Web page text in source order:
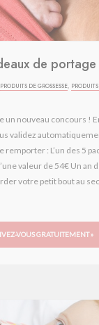
de
PRODUITS DE GROSSESSE,
un nouveau concours !
validez
: L’un des 5
valeur de 54€ Un an
votre petit bout au
VOUS GRATUITEMENT »